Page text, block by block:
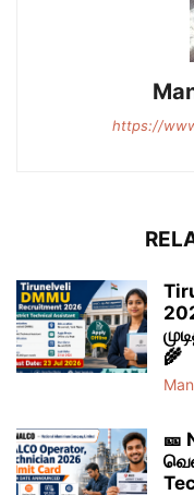
https://
🌾
🎫